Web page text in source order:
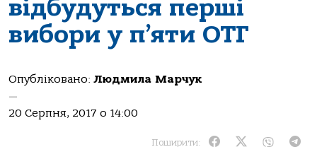
відбудуться перші
вибори у п’яти ОТГ
Опубліковано: Людмила Марчук
—
20 Серпня, 2017 о 14:00
Поширити: